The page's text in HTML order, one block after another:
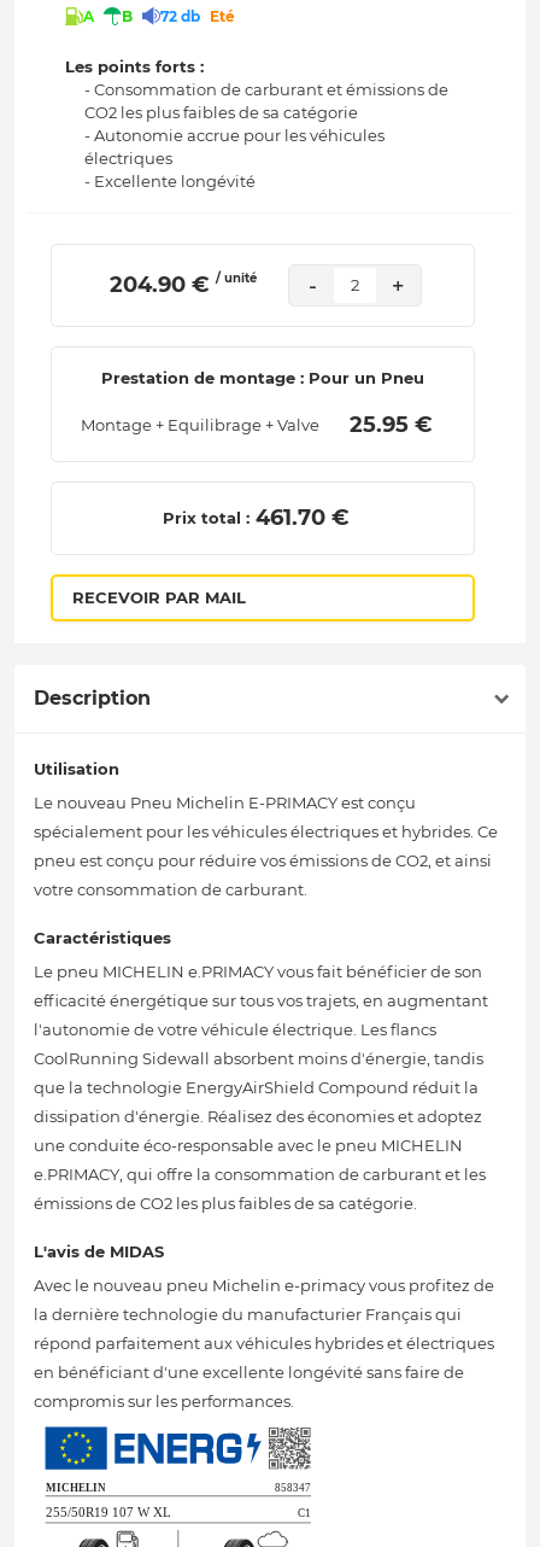
A B 72 db Eté
Les points forts :
- Consommation de carburant et émissions de
CO2 les plus faibles de sa catégorie
- Autonomie accrue pour les véhicules
électriques
- Excellente longévité
204.90 € / unité - 2 +
Prestation de montage : Pour un Pneu
Montage + Equilibrage + Valve 25.95 €
Prix total : 461.70 €
RECEVOIR PAR MAIL
Description
Utilisation
Le nouveau Pneu Michelin E-PRIMACY est conçu
spécialement pour les véhicules électriques et hybrides. Ce
pneu est conçu pour réduire vos émissions de CO2, et ainsi
votre consommation de carburant.
Caractéristiques
Le pneu MICHELIN e.PRIMACY vous fait bénéficier de son
efficacité énergétique sur tous vos trajets, en augmentant
l'autonomie de votre véhicule électrique. Les flancs
CoolRunning Sidewall absorbent moins d'énergie, tandis
que la technologie EnergyAirShield Compound réduit la
dissipation d'énergie. Réalisez des économies et adoptez
une conduite éco-responsable avec le pneu MICHELIN
e.PRIMACY, qui offre la consommation de carburant et les
émissions de CO2 les plus faibles de sa catégorie.
L'avis de MIDAS
Avec le nouveau pneu Michelin e-primacy vous profitez de
la dernière technologie du manufacturier Français qui
répond parfaitement aux véhicules hybrides et électriques
en bénéficiant d'une excellente longévité sans faire de
compromis sur les performances.